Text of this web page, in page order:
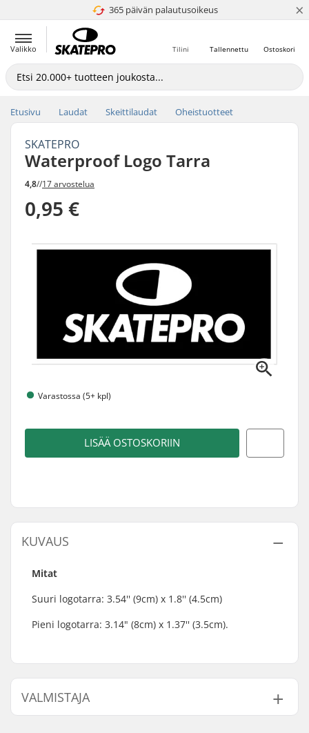
365 päivän palautusoikeus
4.8 / 5 ×
Valikko Ostoskori
Tallennettu
Tilini
Etusivu Laudat Skeittilaudat Oheistuotteet
SKATEPRO
Waterproof Logo Tarra
4,8//17 arvostelua
0,95 €
Varastossa (5+ kpl)
LISÄÄ OSTOSKORIIN
KUVAUS
Mitat
Suuri logotarra: 3.54'' (9cm) x 1.8'' (4.5cm)
Pieni logotarra: 3.14" (8cm) x 1.37'' (3.5cm).
VALMISTAJA